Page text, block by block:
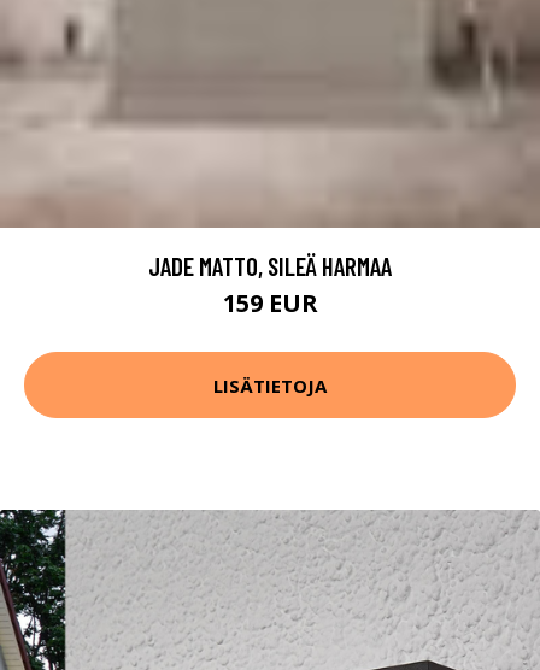
JADE MATTO, SILEÄ HARMAA
159 EUR
LISÄTIETOJA